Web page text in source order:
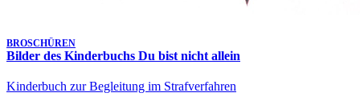
BROSCHÜREN
Bilder des Kinderbuchs Du bist nicht allein
Kinderbuch zur Begleitung im Strafverfahren